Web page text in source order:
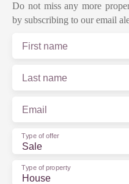
Do not miss any more
by subscribing to our email
First name
Last name
Email
Sale
Type of offer
House
Type of property